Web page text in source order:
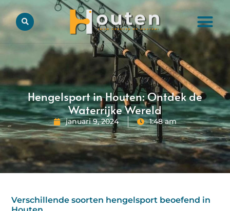
Hengelsport in Houten: Ontdek de
Waterrijke Wereld
januari 9, 2024 1:48 am
Verschillende soorten hengelsport beoefend in